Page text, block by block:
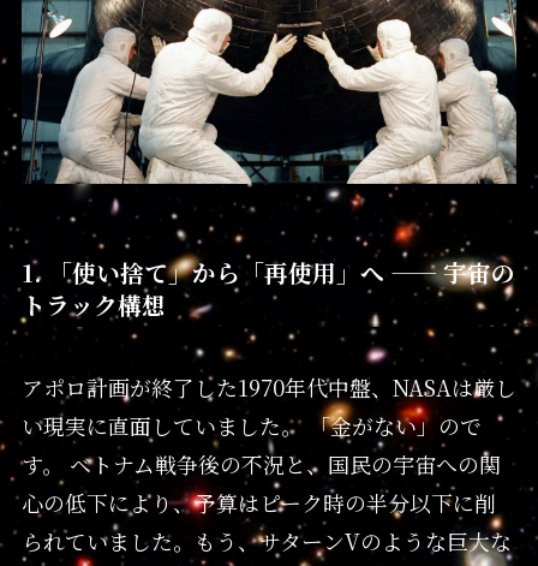
1. 「使い捨て」から「再使用」へ —— 宇宙の
トラック構想
アポロ計画が終了した1970年代中盤、NASAは厳し
い現実に直面していました。 「金がない」ので
す。 ベトナム戦争後の不況と、国民の宇宙への関
心の低下により、予算はピーク時の半分以下に削
られていました。もう、サターンVのような巨大な